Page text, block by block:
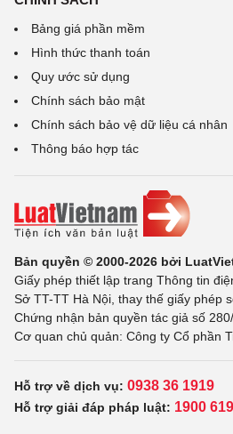
Bảng giá phần mềm
Hình thức thanh toán
Quy ước sử dụng
Chính sách bảo mật
Chính sách bảo vệ dữ liệu cá nhân
Thông báo hợp tác
Bản quyền © 2000-2026 bởi
Giấy phép thiết lập trang Thông tin
Sở TT-TT Hà Nội, thay thế giấy phép
Chứng nhận bản quyền tác giả số
Cơ quan chủ quản: Công ty Cổ phần
Hỗ trợ về dịch vụ: 0938 36 1919
Hỗ trợ giải đáp pháp luật: 1900